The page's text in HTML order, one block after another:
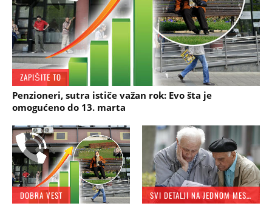
ZAPIŠITE TO
Penzioneri, sutra ističe važan rok: Evo šta je
omogućeno do 13. marta
DOBRA VEST
SVI DETALJI NA JEDNOM MESTU SU TU